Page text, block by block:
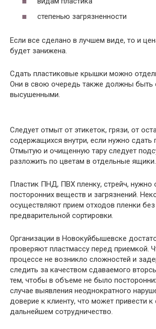
степенью загрязненности
Если все сделано в лучшем виде, то и
будет занижена.
Сдать пластиковые крышки можно
Они в свою очередь также должны
высушенными.
Следует отмыт от этикеток, грязи, от
содержащихся внутри, если нужно сдать
Отмытую и очищенную тару следует
разложить по цветам в отдельные ящики.
Пластик ПНД, ПВХ пленку, стрейч, нужно
посторонних веществ и загрязнений.
осуществляют прием отходов пленки без
предварительной сортировки.
Организации в Новокуйбышевске
проверяют пластмассу перед приемкой.
процессе не возникло сложностей и
следить за качеством сдаваемого
тем, чтобы в объеме не было
случае выявления неоднократного
доверие к клиенту, что может привести к
дальнейшем сотрудничество.